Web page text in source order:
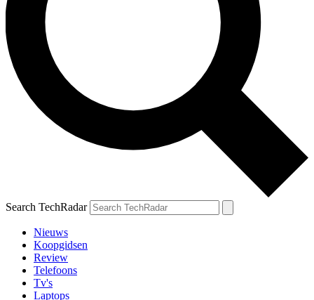
Search TechRadar
Nieuws
Koopgidsen
Review
Telefoons
Tv's
Laptops